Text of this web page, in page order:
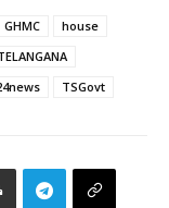
GHMC
house
TSGovt